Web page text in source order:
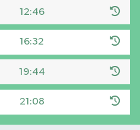
12:46
16:32
19:44
21:08